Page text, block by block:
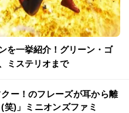
を一挙紹介！グリーン・ゴ
ミステリオまで
クー！のフレーズが耳から離
笑)」ミニオンズファミ